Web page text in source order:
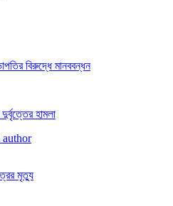
বিরুদ্ধে মানববন্ধন
হামলা
মৃত্যু